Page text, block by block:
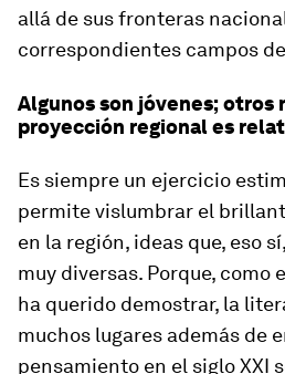
allá de sus fronteras
correspondientes campos
Algunos son jóvenes; otros
proyección regional es
Es siempre un ejercicio
permite vislumbrar el
en la región, ideas que, eso
muy diversas. Porque, como
ha querido demostrar, la
muchos lugares además de
pensamiento en el siglo XXI